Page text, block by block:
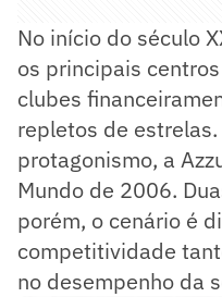
No início do século
os principais
clubes
repletos de
protagonismo, a
Mundo de 2006.
porém, o cenário é
competitividade
no desempenho da